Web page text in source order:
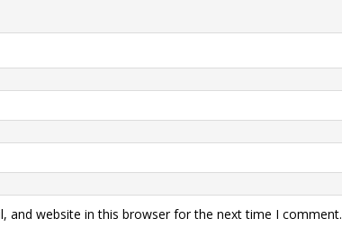
and website in this browser for the next time I comment.